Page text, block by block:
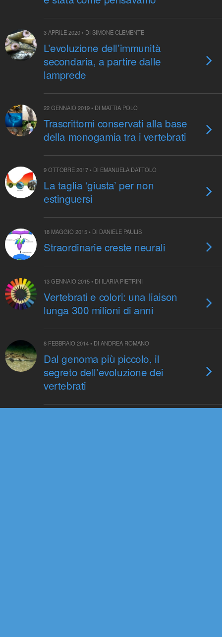
3 APRILE 2020 • DI SIMONE CLEMENTE
L’evoluzione dell’immunità
secondaria, a partire dalle
lamprede
22 GENNAIO 2019 • DI MATTIA POLO
Trascrittomi conservati alla base
della monogamia tra i vertebrati
9 OTTOBRE 2017 • DI EMANUELA DATTOLO
La taglia ‘giusta’ per non
estinguersi
18 MAGGIO 2015 • DI DANIELE PAULIS
Straordinarie creste neurali
13 GENNAIO 2015 • DI ILARIA PIETRINI
Vertebrati e colori: una liaison
lunga 300 milioni di anni
8 FEBBRAIO 2014 • DI ANDREA ROMANO
Dal genoma più piccolo, il
segreto dell’evoluzione dei
vertebrati